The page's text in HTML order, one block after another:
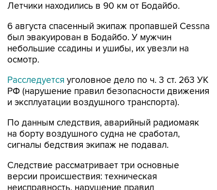
Летчики находились в 90 км от Бодайбо.
6 августа спасенный экипаж пропавшей Cessna
был эвакуирован в Бодайбо. У мужчин
небольшие ссадины и ушибы, их увезли на
осмотр.
Расследуется уголовное дело по ч. 3 ст. 263 УК
РФ (нарушение правил безопасности движения
и эксплуатации воздушного транспорта).
По данным следствия, аварийный радиомаяк
на борту воздушного судна не сработал,
сигналы бедствия экипаж не подавал.
Следствие рассматривает три основные
версии происшествия: техническая